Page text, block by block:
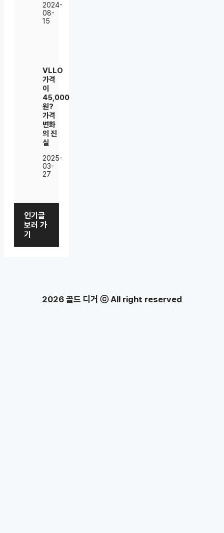
2024-
08-
15
VLLO
가격
이
45,000
원?
가격
변화
의 진
실
2025-
03-
27
인기글
보러 가
기
2026 골드 디거 ⓒ All right reserved